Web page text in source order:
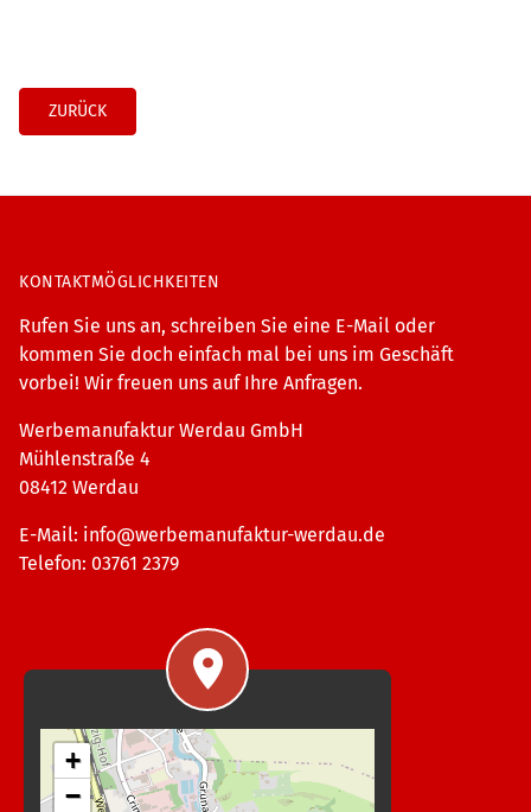
ZURÜCK
KONTAKTMÖGLICHKEITEN
Rufen Sie uns an, schreiben Sie eine E-Mail oder
kommen Sie doch einfach mal bei uns im Geschäft
vorbei! Wir freuen uns auf Ihre Anfragen.
Werbemanufaktur Werdau GmbH
Mühlenstraße 4
08412 Werdau
E-Mail: info@werbemanufaktur-werdau.de
Telefon: 03761 2379
+
−